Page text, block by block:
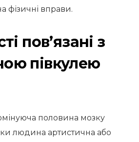
фізичні вправи.
пов’язані з
півкулею
половина мозку
людина артистична або